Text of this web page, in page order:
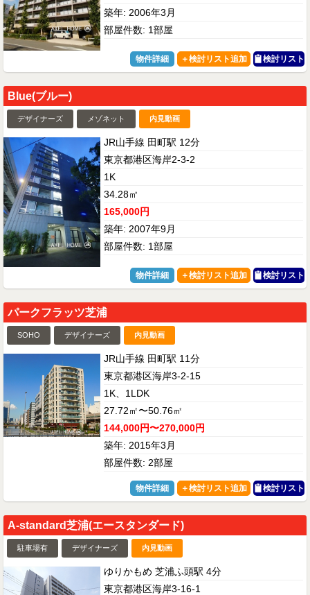
築年: 2006年3月
部屋件数: 1部屋
物件詳細 検討リスト
Blue(ブルー)
デザイナーズ メゾネット 内見動画
JR山手線 田町駅 12分
東京都港区海岸2-3-2
1K
34.28㎡
165,000円
築年: 2007年9月
部屋件数: 1部屋
物件詳細 検討リスト
パークフラッツ芝浦
SOHO デザイナーズ 内見動画
JR山手線 田町駅 11分
東京都港区海岸3-2-15
1K、1LDK
27.72㎡〜50.76㎡
144,000円〜270,000円
築年: 2015年3月
部屋件数: 2部屋
物件詳細 検討リスト
A-standard芝浦(エースタンダード)
駐車場有 デザイナーズ 内見動画
ゆりかもめ 芝浦ふ頭駅 4分
東京都港区海岸3-16-1